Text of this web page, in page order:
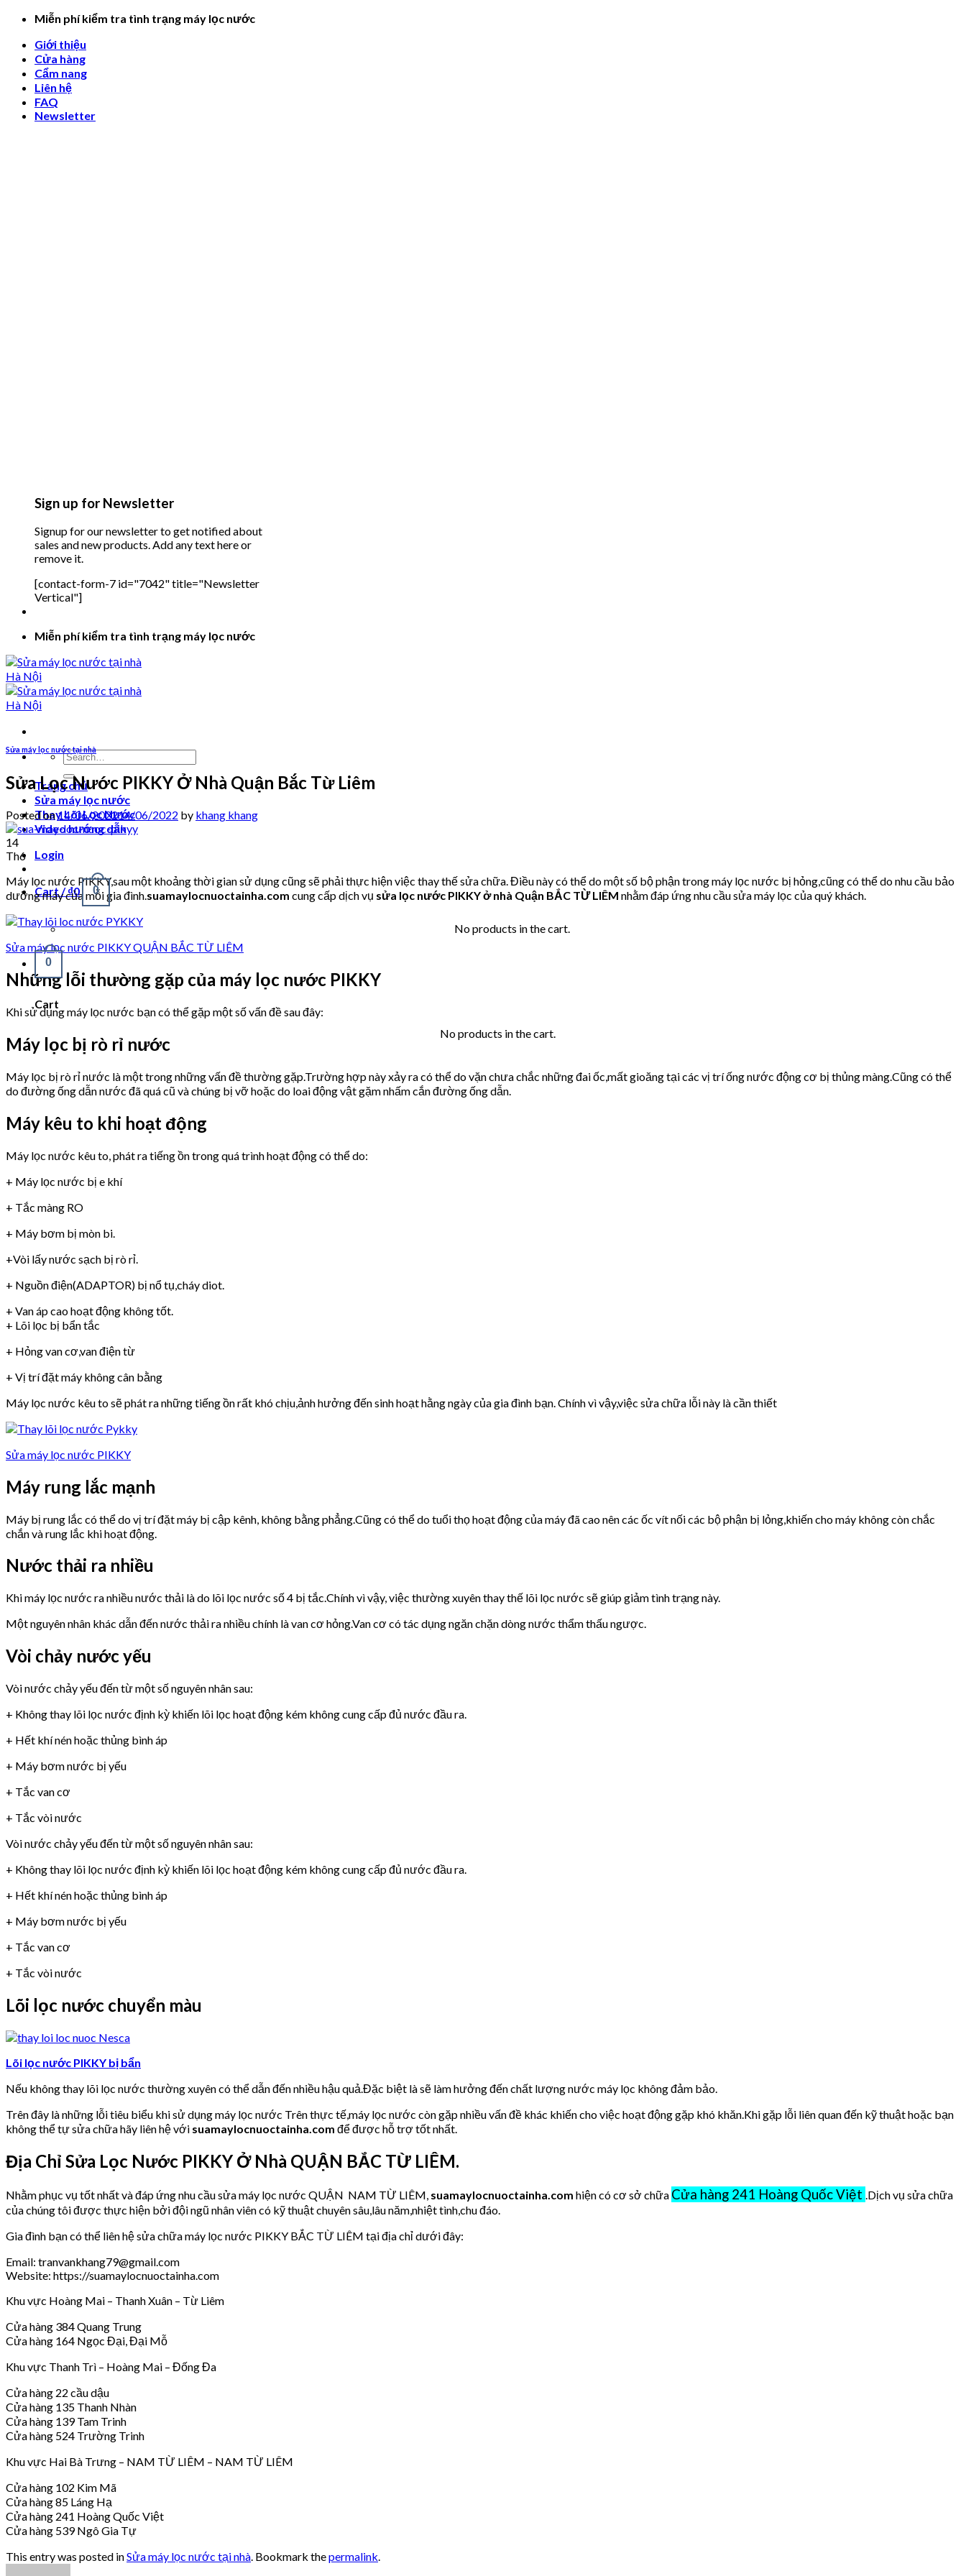
Skip
content
Miễn phí kiểm tra tình trạng máy lọc nước
Giới thiệu
Cửa hàng
Cẩm nang
Liên hệ
FAQ
Newsletter
Sign up for Newsletter
Signup for our newsletter to get notified about
sales and new products. Add any text here or
remove it.
[contact-form-7 id="7042" title="Newsletter
Vertical"]
Miễn phí kiểm tra tình trạng máy lọc nước
Search
for:
Trang chủ
Sửa máy lọc nước
Thay Lõi Lọc Nước
Video hướng dẫn
Login
Cart /₫0 0
No products in the cart.
0
Cart
No products in the cart.
Sửa máy lọc nước tại nhà
Sửa Lọc Nước PIKKY Ở Nhà Quận Bắc Từ Liêm
Posted on14/06/202214/06/2022 by khang khang
14
Th6
Máy lọc nước PIKKY,sau một khoảng thời gian sử dụng cũng sẽ phải thực hiện việc thay thế sửa chữa. Điều này có thể do một số bộ phận trong máy lọc nước bị hỏng,cũng có thể do nhu cầu bảo
dưỡng máy của mỗi gia đình.suamaylocnuoctainha.com cung cấp dịch vụ sửa lọc nước PIKKY ở nhà Quận BẮC TỪ LIÊM nhằm đáp ứng nhu cầu sửa máy lọc của quý khách.
Sửa máy lọc nước PIKKY QUẬN BẮC TỪ LIÊM
Những lỗi thường gặp của máy lọc nước PIKKY
Khi sử dụng máy lọc nước bạn có thể gặp một số vấn đề sau đây:
Máy lọc bị rò rỉ nước
Máy lọc bị rò rỉ nước là một trong những vấn đề thường gặp.Trường hợp này xảy ra có thể do vặn chưa chắc những đai ốc,mất gioăng tại các vị trí ống nước động cơ bị thủng màng.Cũng có thể
do đường ống dẫn nước đã quá cũ và chúng bị vỡ hoặc do loai động vật gặm nhấm cắn đường ống dẫn.
Máy kêu to khi hoạt động
Máy lọc nước kêu to, phát ra tiếng ồn trong quá trình hoạt động có thể do:
+ Máy lọc nước bị e khí
+ Tắc màng RO
+ Máy bơm bị mòn bi.
+Vòi lấy nước sạch bị rò rỉ.
+ Nguồn điện(ADAPTOR) bị nổ tụ,cháy diot.
+ Van áp cao hoạt động không tốt.
+ Lõi lọc bị bẩn tắc
+ Hỏng van cơ,van điện từ
+ Vị trí đặt máy không cân bằng
Máy lọc nước kêu to sẽ phát ra những tiếng ồn rất khó chịu,ảnh hưởng đến sinh hoạt hằng ngày của gia đình bạn. Chính vì vậy,việc sửa chữa lỗi này là cần thiết
Sửa máy lọc nước PIKKY
Máy rung lắc mạnh
Máy bị rung lắc có thể do vị trí đặt máy bị cập kênh, không bằng phẳng.Cũng có thể do tuổi thọ hoạt động của máy đã cao nên các ốc vít nối các bộ phận bị lỏng,khiến cho máy không còn chắc
chắn và rung lắc khi hoạt động.
Nước thải ra nhiều
Khi máy lọc nước ra nhiều nước thải là do lõi lọc nước số 4 bị tắc.Chính vì vậy, việc thường xuyên thay thế lõi lọc nước sẽ giúp giảm tình trạng này.
Một nguyên nhân khác dẫn đến nước thải ra nhiều chính là van cơ hỏng.Van cơ có tác dụng ngăn chặn dòng nước thẩm thấu ngược.
Vòi chảy nước yếu
Vòi nước chảy yếu đến từ một số nguyên nhân sau:
+ Không thay lõi lọc nước định kỳ khiến lõi lọc hoạt động kém không cung cấp đủ nước đầu ra.
+ Hết khí nén hoặc thủng bình áp
+ Máy bơm nước bị yếu
+ Tắc van cơ
+ Tắc vòi nước
Vòi nước chảy yếu đến từ một số nguyên nhân sau:
+ Không thay lõi lọc nước định kỳ khiến lõi lọc hoạt động kém không cung cấp đủ nước đầu ra.
+ Hết khí nén hoặc thủng bình áp
+ Máy bơm nước bị yếu
+ Tắc van cơ
+ Tắc vòi nước
Lõi lọc nước chuyển màu
Lõi lọc nước PIKKY bị bẩn
Nếu không thay lõi lọc nước thường xuyên có thể dẫn đến nhiều hậu quả.Đặc biệt là sẽ làm hưởng đến chất lượng nước máy lọc không đảm bảo.
Trên đây là những lỗi tiêu biểu khi sử dụng máy lọc nước Trên thực tế,máy lọc nước còn gặp nhiều vấn đề khác khiến cho việc hoạt động gặp khó khăn.Khi gặp lỗi liên quan đến kỹ thuật hoặc bạn
không thể tự sửa chữa hãy liên hệ với suamaylocnuoctainha.com để được hỗ trợ tốt nhất.
Địa Chỉ Sửa Lọc Nước PIKKY Ở Nhà QUẬN BẮC TỪ LIÊM.
Nhằm phục vụ tốt nhất và đáp ứng nhu cầu sửa máy lọc nước QUẬN NAM TỪ LIÊM, suamaylocnuoctainha.com hiện có cơ sở chữa Cửa hàng 241 Hoàng Quốc Việt .Dịch vụ sửa chữa
của chúng tôi được thực hiện bởi đội ngũ nhân viên có kỹ thuật chuyên sâu,lâu năm,nhiệt tình,chu đáo.
Gia đình bạn có thể liên hệ sửa chữa máy lọc nước PIKKY BẮC TỪ LIÊM tại địa chỉ dưới đây:
Email: tranvankhang79@gmail.com
Website: https://suamaylocnuoctainha.com
Khu vực Hoàng Mai – Thanh Xuân – Từ Liêm
Cửa hàng 384 Quang Trung
Cửa hàng 164 Ngọc Đại, Đại Mỗ
Khu vực Thanh Trì – Hoàng Mai – Đống Đa
Cửa hàng 22 cầu dậu
Cửa hàng 135 Thanh Nhàn
Cửa hàng 139 Tam Trinh
Cửa hàng 524 Trường Trinh
Khu vực Hai Bà Trưng – NAM TỪ LIÊM – NAM TỪ LIÊM
Cửa hàng 102 Kim Mã
Cửa hàng 85 Láng Hạ
Cửa hàng 241 Hoàng Quốc Việt
Cửa hàng 539 Ngô Gia Tự
This entry was posted inSửa máy lọc nước tại nhà . Bookmark thepermalink